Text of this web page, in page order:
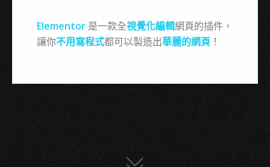
Elementor 是一款全視覺化編輯網頁的插件，
讓你不用寫程式都可以製造出華麗的網頁 ！